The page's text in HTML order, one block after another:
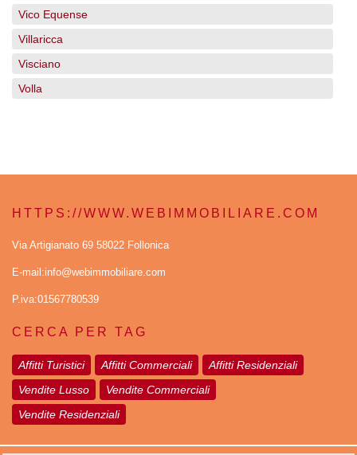
Vico Equense
Villaricca
Visciano
Volla
HTTPS://WWW.WEBIMMOBILIARE.COM
Via Artigianato 69 58022 Follonica
E-mail:info@webimmobiliare.com
P.iva:01567780539
CERCA PER TAG
Affitti Turistici Affitti Commerciali
Affitti Residenziali
Vendite Lusso
Vendite Commerciali
Vendite Residenziali